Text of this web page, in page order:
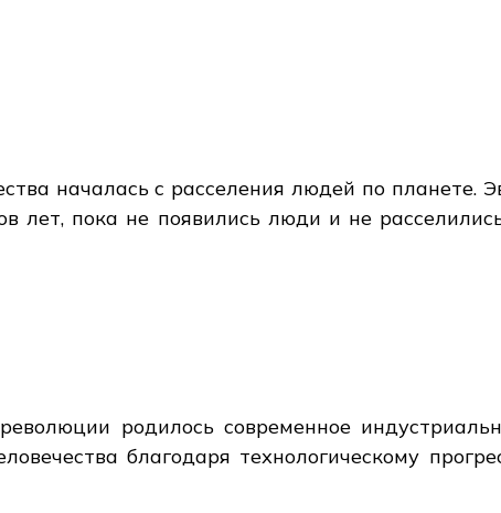
началась с расселения людей по планете.
лет, пока не появились люди и не
родилось современное
благодаря технологическому